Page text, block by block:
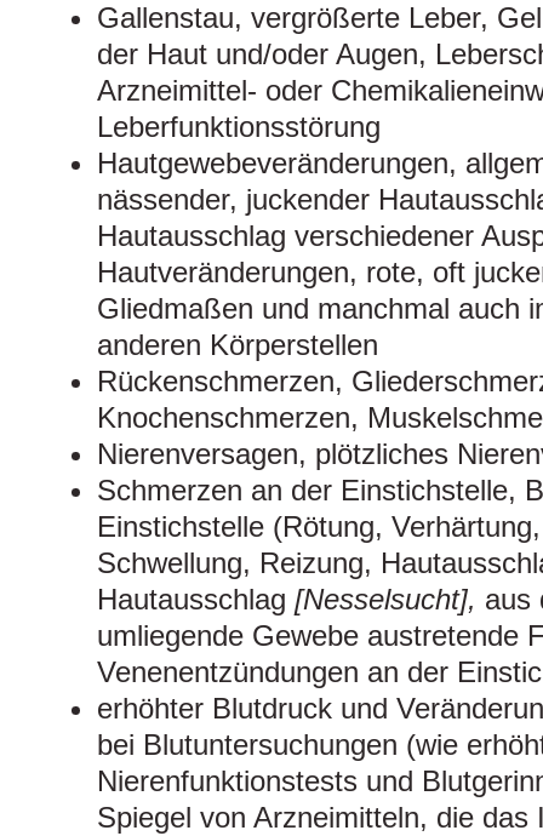
Gallenstau, vergrößerte Leber,
der Haut und/oder Augen,
Arzneimittel- oder
Leberfunktionsstörung
Hautgewebeveränderungen,
nässender, juckender
Hautausschlag verschiedener
Hautveränderungen, rote, oft
Gliedmaßen und manchmal auch
anderen Körperstellen
Rückenschmerzen,
Knochenschmerzen,
Nierenversagen, plötzliches
Schmerzen an der Einstichstelle,
Einstichstelle (Rötung,
Schwellung, Reizung,
Hautausschlag [Nesselsucht], aus
umliegende Gewebe austretende
Venenentzündungen an der
erhöhter Blutdruck und
bei Blutuntersuchungen (wie
Nierenfunktionstests und
Spiegel von Arzneimitteln, die das